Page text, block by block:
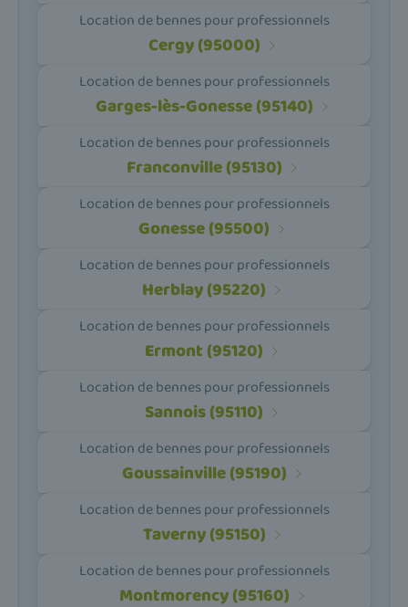
Location de bennes pour professionnels
Cergy (95000)
Location de bennes pour professionnels
Garges-lès-Gonesse (95140)
Location de bennes pour professionnels
Franconville (95130)
Location de bennes pour professionnels
Gonesse (95500)
Location de bennes pour professionnels
Herblay (95220)
Location de bennes pour professionnels
Ermont (95120)
Location de bennes pour professionnels
Sannois (95110)
Location de bennes pour professionnels
Goussainville (95190)
Location de bennes pour professionnels
Taverny (95150)
Location de bennes pour professionnels
Montmorency (95160)